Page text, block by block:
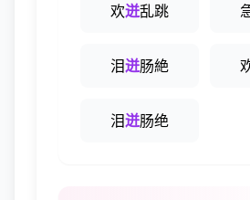
欢迸乱跳
泪迸肠絶
泪迸肠绝